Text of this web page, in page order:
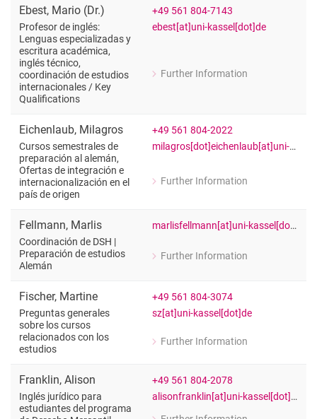
Ebest, Mario (Dr.)
Profesor de inglés:
Lenguas especializadas y
escritura académica,
inglés técnico,
coordinación de estudios
internacionales /​ Key
Qualifications
+49 561 804-7143
ebest[at]uni-kassel[dot]de
Further Information
for Mario Ebest (Dr.)
Eichenlaub, Milagros
Cursos semestrales de
preparación al alemán,
Ofertas de integración e
internacionalización en el
país de origen
+49 561 804-2022
milagros[dot]eichenlaub[at]uni-kasseldde
Further Information
for Milagros Eichenlaub
Fellmann, Marlis
Coordinación de DSH |
Preparación de estudios
Alemán
marlisfellmann[at]uni-kassel[dot]de
Further Information
for Marlis Fellmann
Fischer, Martine
Preguntas generales
sobre los cursos
relacionados con los
estudios
+49 561 804-3074
sz[at]uni-kassel[dot]de
Further Information
for Martine Fischer
Franklin, Alison
Inglés jurídico para
estudiantes del programa
+49 561 804-2078
alisonfranklin[at]uni-kassel[dot]de